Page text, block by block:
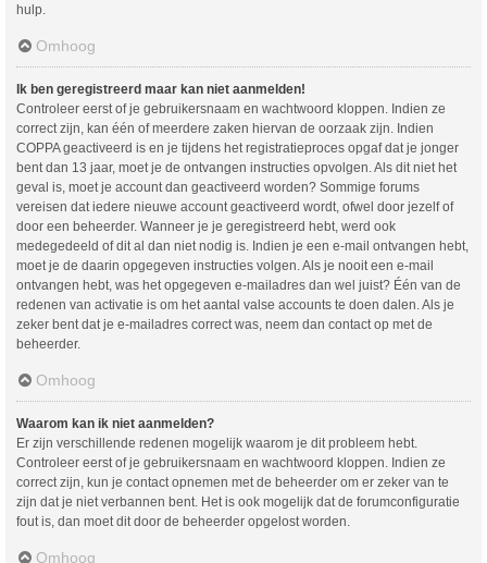
hulp.
Omhoog
Ik ben geregistreerd maar kan niet aanmelden!
Controleer eerst of je gebruikersnaam en wachtwoord kloppen. Indien ze
correct zijn, kan één of meerdere zaken hiervan de oorzaak zijn. Indien
COPPA geactiveerd is en je tijdens het registratieproces opgaf dat je jonger
bent dan 13 jaar, moet je de ontvangen instructies opvolgen. Als dit niet het
geval is, moet je account dan geactiveerd worden? Sommige forums
vereisen dat iedere nieuwe account geactiveerd wordt, ofwel door jezelf of
door een beheerder. Wanneer je je geregistreerd hebt, werd ook
medegedeeld of dit al dan niet nodig is. Indien je een e-mail ontvangen hebt,
moet je de daarin opgegeven instructies volgen. Als je nooit een e-mail
ontvangen hebt, was het opgegeven e-mailadres dan wel juist? Één van de
redenen van activatie is om het aantal valse accounts te doen dalen. Als je
zeker bent dat je e-mailadres correct was, neem dan contact op met de
beheerder.
Omhoog
Waarom kan ik niet aanmelden?
Er zijn verschillende redenen mogelijk waarom je dit probleem hebt.
Controleer eerst of je gebruikersnaam en wachtwoord kloppen. Indien ze
correct zijn, kun je contact opnemen met de beheerder om er zeker van te
zijn dat je niet verbannen bent. Het is ook mogelijk dat de forumconfiguratie
fout is, dan moet dit door de beheerder opgelost worden.
Omhoog